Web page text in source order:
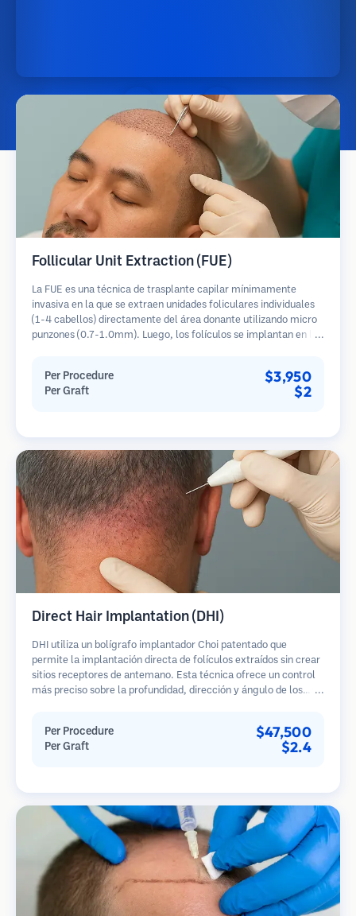
Follicular Unit Extraction (FUE)
La FUE es una técnica de trasplante capilar mínimamente
invasiva en la que se extraen unidades foliculares individuales
(1-4 cabellos) directamente del área donante utilizando micro
punzones (0.7-1.0mm). Luego, los folículos se implantan en las
en comparación con los métodos de extracción de tiras.
Per Procedure $3,950
Per Graft $2
Direct Hair Implantation (DHI)
DHI utiliza un bolígrafo implantador Choi patentado que
permite la implantación directa de folículos extraídos sin crear
sitios receptores de antemano. Esta técnica ofrece un control
más preciso sobre la profundidad, dirección y ángulo de los
Per Procedure $47,500
Per Graft $2.4